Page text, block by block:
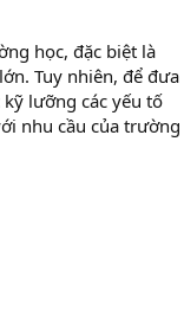
học, đặc biệt là
Tuy nhiên, để đưa
lưỡng các yếu tố
nhu cầu của trường